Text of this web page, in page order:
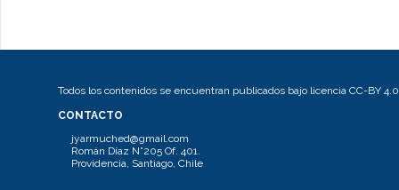
Todos los contenidos se encuentran publicados bajo licencia CC-BY 4.0
CONTACTO
jyarmuched@gmail.com
Román Díaz N°205 Of. 401.
Providencia, Santiago, Chile